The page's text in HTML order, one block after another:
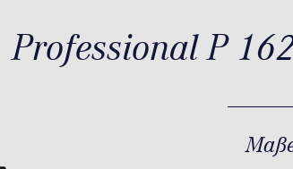
Professional P